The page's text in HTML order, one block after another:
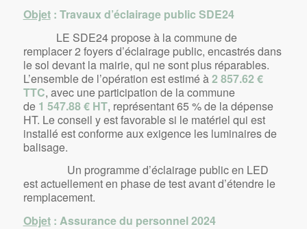
Objet: Travaux d’éclairage public SDE24
LE SDE24 propose à la commune de
remplacer 2 foyers d’éclairage public, encastrés dans
le sol devant la mairie, qui ne sont plus réparables.
L’ensemble de l’opération est estimé à2 857.62 €
TTC, avec une participation de la commune
de 1 547.88 € HT, représentant 65 % de la dépense
HT. Le conseil y est favorable si le matériel qui est
installé est conforme aux exigence les luminaires de
balisage.
Un programme d’éclairage public en LED
est actuellement en phase de test avant d’étendre le
remplacement.
Objet: Assurance du personnel 2024